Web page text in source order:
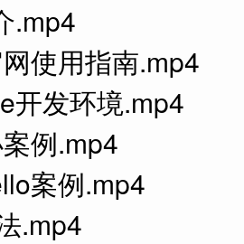
.mp4
使用指南.mp4
开发环境.mp4
例.mp4
案例.mp4
.mp4